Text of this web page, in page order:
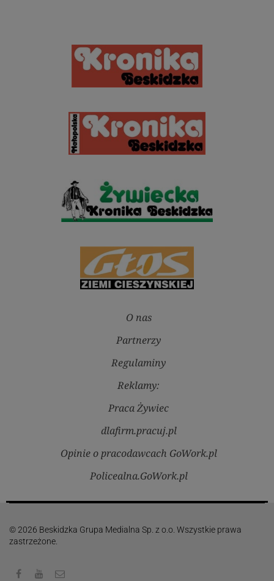
O nas
Partnerzy
Regulaminy
Reklamy:
Praca Żywiec
dlafirm.pracuj.pl
Opinie o pracodawcach GoWork.pl
Policealna.GoWork.pl
© 2026 Beskidzka Grupa Medialna Sp. z o.o. Wszystkie prawa
zastrzeżone.